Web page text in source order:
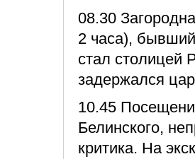
08.30
2 часа),
стал столицей
задержался
10.45
Белинского,
критика. На